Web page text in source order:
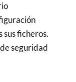
sus ficheros.
seguridad